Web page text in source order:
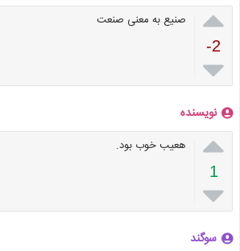

-2

صنیع به معنی صنعت
نویسنده

1

هعیب خوب بود.
سوگند